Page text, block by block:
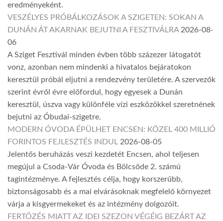
eredményeként.
VESZÉLYES PRÓBÁLKOZÁSOK A SZIGETEN: SOKAN A
DUNÁN ÁT AKARNAK BEJUTNI A FESZTIVÁLRA 2026-08-
06
A Sziget Fesztivál minden évben több százezer látogatót
vonz, azonban nem mindenki a hivatalos bejáratokon
keresztül próbál eljutni a rendezvény területére. A szervezők
szerint évről évre előfordul, hogy egyesek a Dunán
keresztül, úszva vagy különféle vízi eszközökkel szeretnének
bejutni az Óbudai-szigetre.
MODERN ÓVODA ÉPÜLHET ENCSEN: KÖZEL 400 MILLIÓ
FORINTOS FEJLESZTÉS INDUL 2026-08-05
Jelentős beruházás veszi kezdetét Encsen, ahol teljesen
megújul a Csoda-Vár Óvoda és Bölcsőde 2. számú
tagintézménye. A fejlesztés célja, hogy korszerűbb,
biztonságosabb és a mai elvárásoknak megfelelő környezet
várja a kisgyermekeket és az intézmény dolgozóit.
FERTŐZÉS MIATT AZ IDEI SZEZON VÉGÉIG BEZÁRT AZ